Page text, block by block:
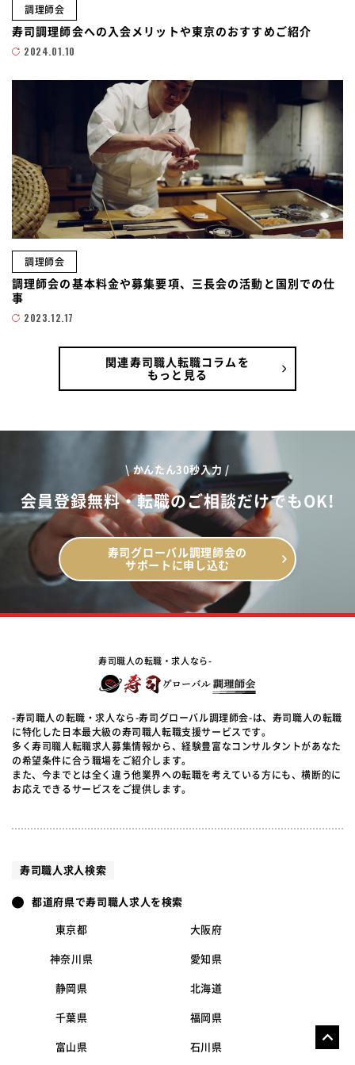
調理師会
寿司調理師会への入会メリットや東京のおすすめご紹介
2024.01.10
調理師会
調理師会の基本料金や募集要項、三長会の活動と国別での仕
事
2023.12.17
関連寿司職人転職コラムを
もっと見る
\ かんたん30秒入力 /
会員登録無料・転職のご相談だけでもOK!
寿司グローバル調理師会の
サポートに申し込む
寿司職人の転職・求人なら-
-寿司職人の転職・求人なら-寿司グローバル調理師会-は、寿司職人の転職
に特化した日本最大級の寿司職人転職支援サービスです。
多く寿司職人転職求人募集情報から、経験豊富なコンサルタントがあなた
の希望条件に合う職場をご紹介します。
また、今までとは全く違う他業界への転職を考えている方にも、横断的に
お応えできるサービスをご提供します。
寿司職人求人検索
都道府県で寿司職人求人を検索
東京都 大阪府
神奈川県 愛知県
静岡県 北海道
千葉県 福岡県
富山県 石川県